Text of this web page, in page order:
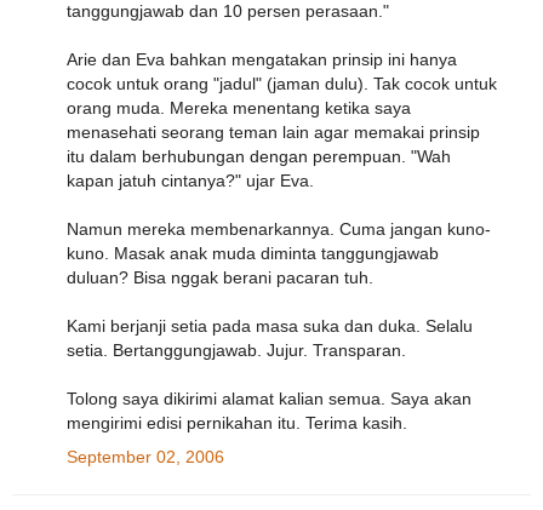
tanggungjawab dan 10 persen perasaan."
Arie dan Eva bahkan mengatakan prinsip ini hanya
cocok untuk orang "jadul" (jaman dulu). Tak cocok untuk
orang muda. Mereka menentang ketika saya
menasehati seorang teman lain agar memakai prinsip
itu dalam berhubungan dengan perempuan. "Wah
kapan jatuh cintanya?" ujar Eva.
Namun mereka membenarkannya. Cuma jangan kuno-
kuno. Masak anak muda diminta tanggungjawab
duluan? Bisa nggak berani pacaran tuh.
Kami berjanji setia pada masa suka dan duka. Selalu
setia. Bertanggungjawab. Jujur. Transparan.
Tolong saya dikirimi alamat kalian semua. Saya akan
mengirimi edisi pernikahan itu. Terima kasih.
September 02, 2006